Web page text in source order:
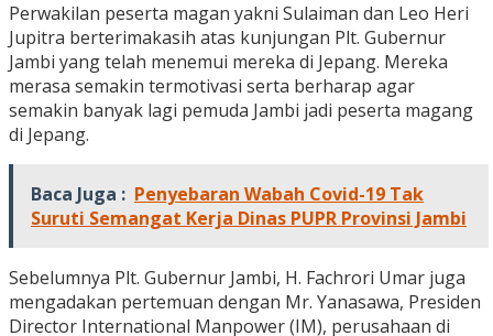
Perwakilan peserta magan yakni Sulaiman dan Leo Heri
Jupitra berterimakasih atas kunjungan Plt. Gubernur
Jambi yang telah menemui mereka di Jepang. Mereka
merasa semakin termotivasi serta berharap agar
semakin banyak lagi pemuda Jambi jadi peserta magang
di Jepang.
Baca Juga : Penyebaran Wabah Covid-19 Tak
Suruti Semangat Kerja Dinas PUPR Provinsi Jambi
Sebelumnya Plt. Gubernur Jambi, H. Fachrori Umar juga
mengadakan pertemuan dengan Mr. Yanasawa, Presiden
Director International Manpower (IM), perusahaan di